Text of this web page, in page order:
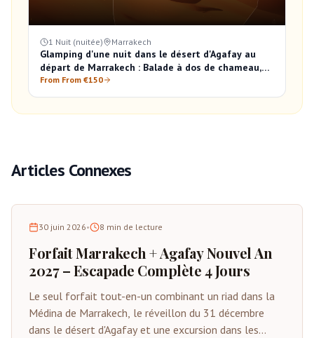
1 Nuit (nuitée) Marrakech
Glamping d'une nuit dans le désert d'Agafay au
départ de Marrakech : Balade à dos de chameau,
Dîner et Lever du soleil
From From €150
Articles Connexes
30 juin 2026• 8 min de lecture
Forfait Marrakech + Agafay Nouvel An
2027 – Escapade Complète 4 Jours
Le seul forfait tout-en-un combinant un riad dans la
Médina de Marrakech, le réveillon du 31 décembre
dans le désert d'Agafay et une excursion dans les